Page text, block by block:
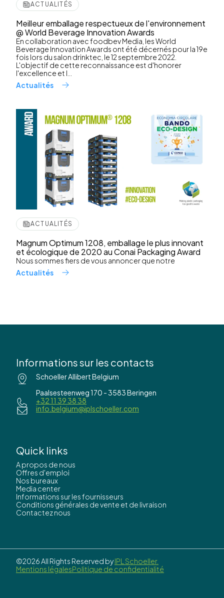
ACTUALITÉS
Meilleur emballage respectueux de l'environnement
@ World Beverage Innovation Awards
En collaboration avec foodbev Media, les World
Beverage Innovation Awards ont été décernés pour la 19e
fois lors du salon drinktec, le 12 septembre 2022.
L'objectif de cette reconnaissance est d'honorer
l'excellence et l...
Actualités
ACTUALITÉS
Magnum Optimum 1208, emballage le plus innovant
et écologique de 2020 au Conai Packaging Award
Nous sommes fiers de vous annoncer que notre
Actualités
Informations sur les contacts
Schoeller Allibert Belgium
Paalsesteenweg 170 - 3583 Beringen
+32 11 39 38 38
info.belgium@iplschoeller.com
Quick links
A propos de nous
Offres d'emploi
Nos bureaux
Media center
Informations sur les fournisseurs
Conditions générales de vente et de livraison
Contactez nous
©2026 All Rights Reserved byIPL Schoeller.
Mentions légalesPolitique de confidentialité